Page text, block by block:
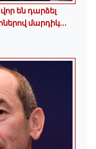
են դարձել
մարդիկ․․․